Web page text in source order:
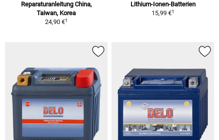
Reparaturanleitung China,
Taiwan, Korea
24,90 €1
Lithium-Ionen-Batterien
15,99 €1